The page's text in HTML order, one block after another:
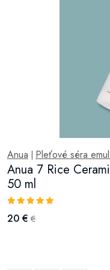
Anua Pleťové séra
Anua 7 Rice
50 ml
20 € €